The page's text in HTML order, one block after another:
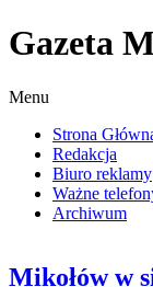
Gazeta
Menu
Strona
Redakcja
Biuro reklamy
Ważne
Archiwum
Mikołów w